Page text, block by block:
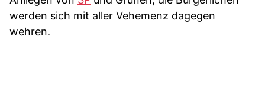
werden sich mit aller Vehemenz dagegen
wehren.